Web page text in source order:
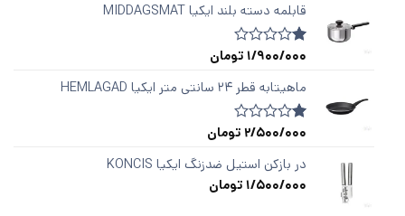
قابلمه دسته‌ بلند ایکیا MIDDAGSMAT
امتیازدهی
از
در
1
امتیازدهی
1/900/000 تومان
ماهیتابه قطر ۲۴ سانتی متر ایکیا HEMLAGAD
امتیازدهی
از
در
1
2/500/000 تومان
در بازکن استیل ضدزنگ ایکیا KONCIS
1/500/000 تومان